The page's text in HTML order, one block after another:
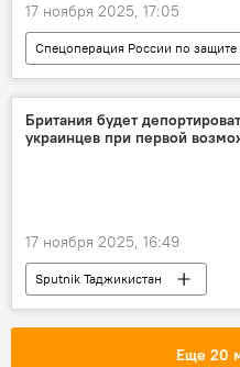
17 ноября 2025, 17:05
Дмитрий Песков
Россия
конфликт
Британия будет
украинцев при первой
17 ноября 2025, 16:49
Sputnik Таджикистан
Еще 20